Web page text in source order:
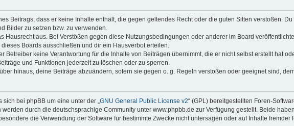
Beitrags, dass er keine Inhalte enthält, die gegen geltendes Recht oder die guten Sitten verstoßen.
Bilder zu setzen bzw. zu verwenden.
Hausrecht aus. Bei Verstößen gegen diese Nutzungsbedingungen oder anderer im Board
Boards ausschließen und dir ein Hausverbot erteilen.
Betreiber keine Verantwortung für die Inhalte von Beiträgen übernimmt, die er nicht selbst erstellt hat
und Funktionen jederzeit zu löschen oder zu sperren.
hinaus, deine Beiträge abzuändern, sofern sie gegen o. g. Regeln verstoßen oder geeignet sind,
bei phpBB um eine unter der „ GNU General Public License v2“ (GPL) bereitgestellten Foren-
durch die deutschsprachige Community unter www.phpbb.de zur Verfügung gestellt. Beide
die Verwendung der Software für bestimmte Zwecke nicht untersagen oder auf Inhalte fremder